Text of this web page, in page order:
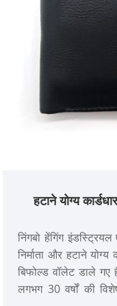
हटाने योग्य
निंगबो हेंगिंग
निर्माता और हटाने
बिफोल्ड वॉलेट डाले गए
लगभग 30 वर्षों की